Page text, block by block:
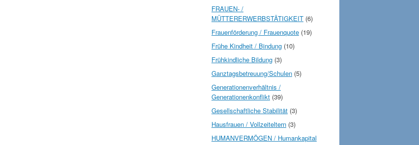
FRAUEN- /
MÜTTERERWERBSTÄTIGKEIT (6)
Frauenförderung / Frauenquote (19)
Frühe Kindheit / Bindung (10)
Frühkindliche Bildung (3)
Ganztagsbetreuung/Schulen (5)
Generationenverhältnis /
Generationenkonflikt (39)
Gesellschaftliche Stabilität (3)
Hausfrauen / Vollzeiteltern (3)
HUMANVERMÖGEN / Humankapital